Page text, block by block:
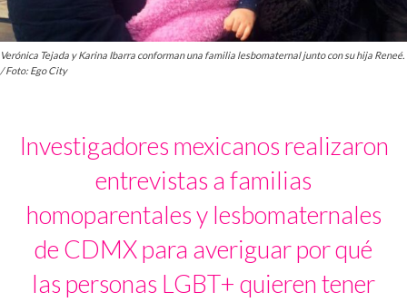
Verónica Tejada y Karina Ibarra conforman una familia lesbomaternal junto con su hija Reneé.
/ Foto: Ego City
Investigadores mexicanos realizaron
entrevistas a familias
homoparentales y lesbomaternales
de CDMX para averiguar por qué
las personas LGBT+ quieren tener